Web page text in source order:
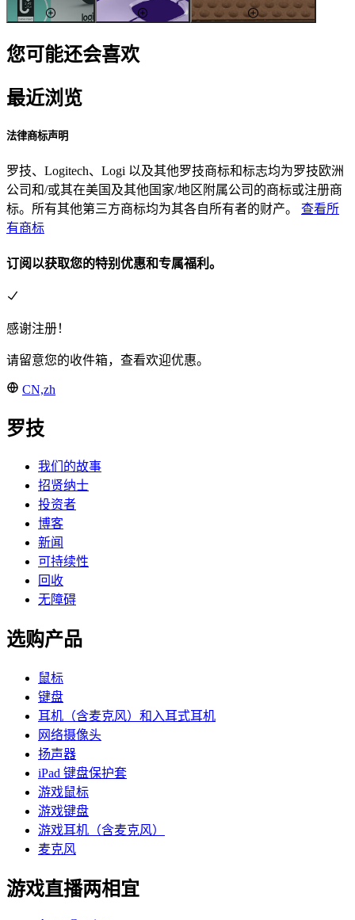
您可能还会喜欢
最近浏览
法律商标声明
罗技、Logitech、Logi 以及其他罗技商标和标志均为罗技欧洲
公司和/或其在美国及其他国家/地区附属公司的商标或注册商
标。所有其他第三方商标均为其各自所有者的财产。 查看所
有商标
订阅以获取您的特别优惠和专属福利。
感谢注册！
请留意您的收件箱，查看欢迎优惠。
CN,zh
罗技
我们的故事
招贤纳士
投资者
博客
新闻
可持续性
回收
无障碍
选购产品
鼠标
键盘
耳机（含麦克风）和入耳式耳机
网络摄像头
扬声器
iPad 键盘保护套
游戏鼠标
游戏键盘
游戏耳机（含麦克风）
麦克风
游戏直播两相宜